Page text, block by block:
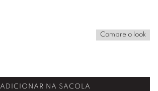
Compre o look
ADICIONAR NA SACOLA